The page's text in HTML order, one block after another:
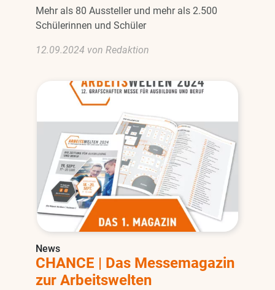
Mehr als 80 Aussteller und mehr als 2.500
Schülerinnen und Schüler
12.09.2024 von Redaktion
News
CHANCE | Das Messemagazin
zur Arbeitswelten